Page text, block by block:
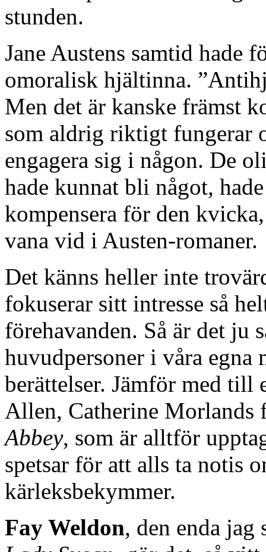
stunden.
Jane Austens samtid hade
omoralisk hjältinna.
Men det är kanske främst
som aldrig riktigt fungerar
engagera sig i någon. De
hade kunnat bli något,
kompensera för den
vana vid i Austen-romaner.
Det känns heller inte
fokuserar sitt intresse så
förehavanden. Så är det ju
huvudpersoner i våra egna
berättelser. Jämför med
Allen, Catherine Morlands
Abbey, som är alltför
spetsar för att alls ta notis
kärleksbekymmer.
Fay Weldon, den enda